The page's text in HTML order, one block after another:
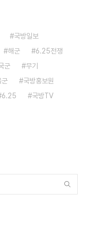
국방일보
해군
6.25전쟁
군
무기
군
국방홍보원
6.25
국방TV